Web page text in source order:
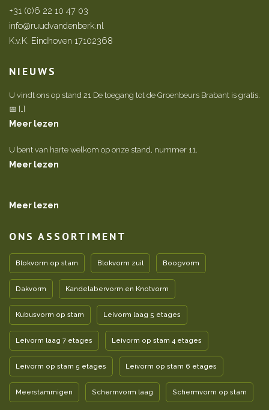
+31 (0)6 22 10 47 03
info@ruudvandenberk.nl
K.v.K. Eindhoven 17102368
NIEUWS
U vindt ons op stand 21 De toegang tot de Groenbeurs Brabant is gratis.
📅 […]
Meer lezen
U bent van harte welkom op onze stand, nummer 11.
Meer lezen
Meer lezen
ONS ASSORTIMENT
Blokvorm op stam Blokvorm zuil Boogvorm
Dakvorm Kandelabervorm en Knotvorm
Kubusvorm op stam Leivorm laag 5 etages
Leivorm laag 7 etages Leivorm op stam 4 etages
Leivorm op stam 5 etages Leivorm op stam 6 etages
Meerstammigen Schermvorm laag Schermvorm op stam